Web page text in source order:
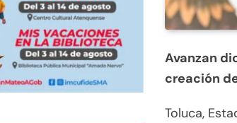
Avanzan
creación
Toluca,